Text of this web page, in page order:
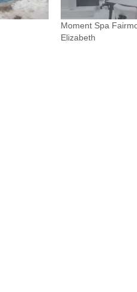
Moment Spa
Elizabeth